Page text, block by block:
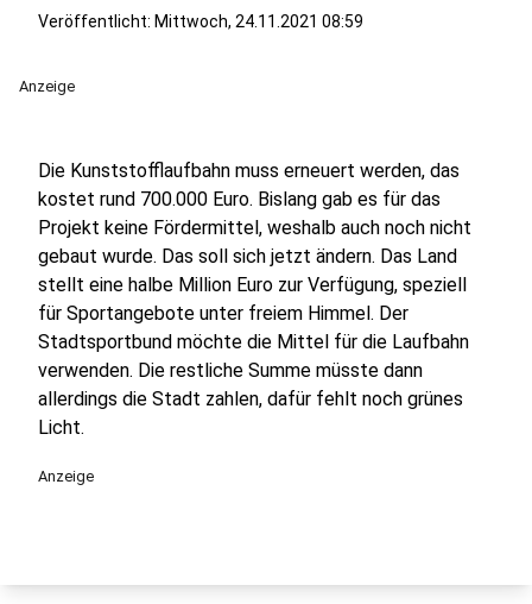
Veröffentlicht: Mittwoch, 24.11.2021 08:59
Anzeige
Die Kunststofflaufbahn muss erneuert werden, das
kostet rund 700.000 Euro. Bislang gab es für das
Projekt keine Fördermittel, weshalb auch noch nicht
gebaut wurde. Das soll sich jetzt ändern. Das Land
stellt eine halbe Million Euro zur Verfügung, speziell
für Sportangebote unter freiem Himmel. Der
Stadtsportbund möchte die Mittel für die Laufbahn
verwenden. Die restliche Summe müsste dann
allerdings die Stadt zahlen, dafür fehlt noch grünes
Licht.
Anzeige